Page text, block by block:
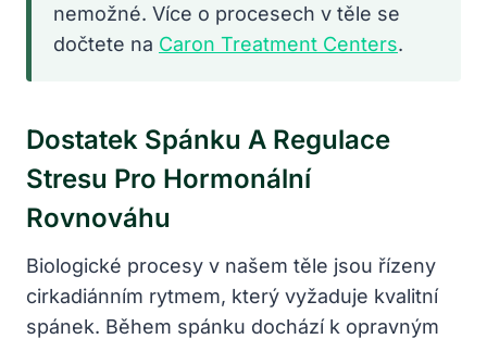
nemožné. Více o procesech v těle se
dočtete na Caron Treatment Centers.
Dostatek Spánku A Regulace
Stresu Pro Hormonální
Rovnováhu
Biologické procesy v našem těle jsou řízeny
cirkadiánním rytmem, který vyžaduje kvalitní
spánek. Během spánku dochází k opravným